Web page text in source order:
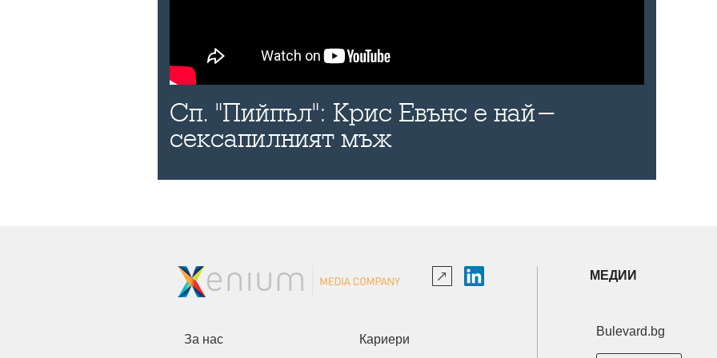
Сп. "Пийпъл": Крис Евънс е най-
сексапилният мъж
За нас Кариери
МЕДИИ
Bulevard.bg